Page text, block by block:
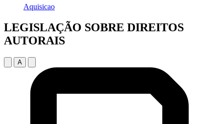
Aquisicao
LEGISLAÇÃO SOBRE DIREITOS
AUTORAIS
A